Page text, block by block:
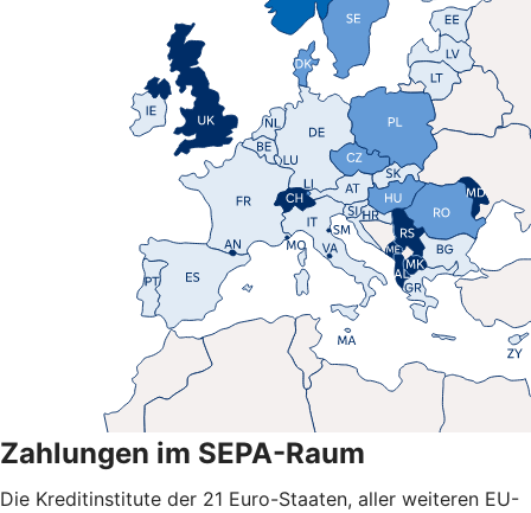
Zahlungen im SEPA-Raum
Die Kreditinstitute der 21 Euro-Staaten, aller weiteren EU-